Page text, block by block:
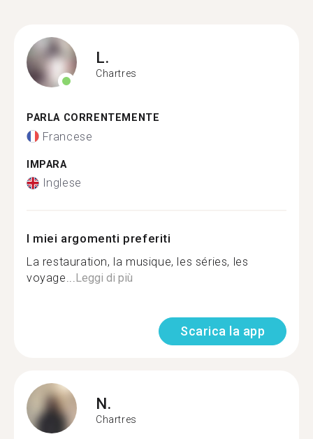
L.
Chartres
PARLA CORRENTEMENTE
Francese
IMPARA
Inglese
I miei argomenti preferiti
La restauration, la musique, les séries, les
voyage...Leggi di più
Scarica la app
N.
Chartres